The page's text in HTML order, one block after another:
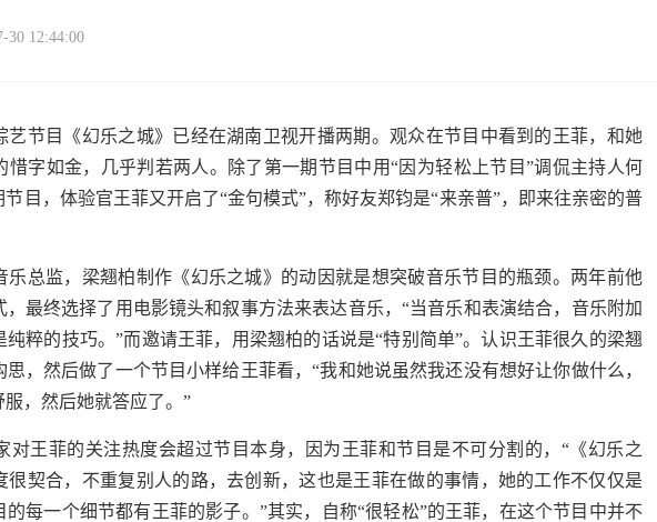
30 12:44:00
目《幻乐之城》已经在湖南卫视开播两期。观众在节目中看到的王菲，和她
惜字如金，几乎判若两人。除了第一期节目中用“因为轻松上节目”调侃主持人何
目，体验官王菲又开启了“金句模式”，称好友郑钧是“来亲普”，即来往亲密的普
监，梁翘柏制作《幻乐之城》的动因就是想突破音乐节目的瓶颈。两年前他
最终选择了用电影镜头和叙事方法来表达音乐，“当音乐和表演结合，音乐附加
粹的技巧。”而邀请王菲，用梁翘柏的话说是“特别简单”。认识王菲很久的梁翘
，然后做了一个节目小样给王菲看，“我和她说虽然我还没有想好让你做什么，
，然后她就答应了。”
王菲的关注热度会超过节目本身，因为王菲和节目是不可分割的，“《幻乐之
很契合，不重复别人的路，去创新，这也是王菲在做的事情，她的工作不仅仅是
每一个细节都有王菲的影子。”其实，自称“很轻松”的王菲，在这个节目中并不